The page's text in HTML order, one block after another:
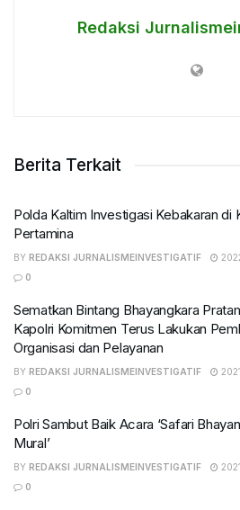
Redaksi
Berita Terkait
Polda Kaltim Investigasi Kebakaran di
Pertamina
BY REDAKSI JURNALISMEINVESTIGATIF
0
Sematkan Bintang Bhayangkara
Kapolri Komitmen Terus Lakukan
Organisasi dan Pelayanan
BY REDAKSI JURNALISMEINVESTIGATIF
0
Polri Sambut Baik Acara ‘Safari
Mural’
BY REDAKSI JURNALISMEINVESTIGATIF
0